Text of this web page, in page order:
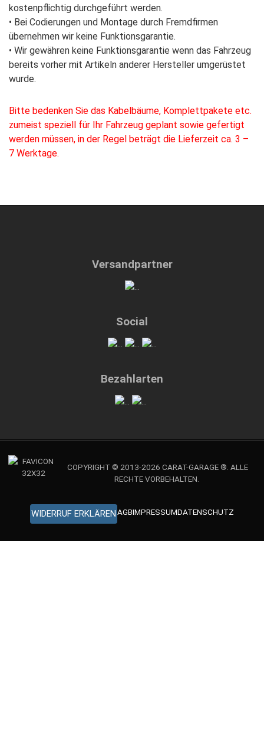
kostenpflichtig durchgeführt werden.
• Bei Codierungen und Montage durch Fremdfirmen
übernehmen wir keine Funktionsgarantie.
• Wir gewähren keine Funktionsgarantie wenn das Fahrzeug
bereits vorher mit Artikeln anderer Hersteller umgerüstet
wurde.
Bitte bedenken Sie das Kabelbäume, Komplettpakete etc.
zumeist speziell für Ihr Fahrzeug geplant sowie gefertigt
werden müssen, in der Regel beträgt die Lieferzeit ca. 3 –
7 Werktage.
Versandpartner
Social
Bezahlarten
COPYRIGHT © 2013-2026 CARAT-GARAGE ®. ALLE
RECHTE VORBEHALTEN.
WIDERRUF ERKLÄREN AGBIMPRESSUMDATENSCHUTZ